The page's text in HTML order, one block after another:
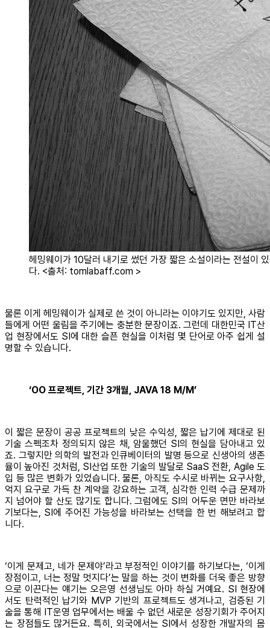
헤밍웨이가 10달러 내기로 썼던 가장 짧은 소설이라는 전설이
다. <출처: tomlabaff.com >
물론 이게 헤밍웨이가 실제로 쓴 것이 아니라는 이야기도 있지만, 사람
들에게 어떤 울림을 주기에는 충분한 문장이죠. 그런데 대한민국 IT산
업 현장에서도 SI에 대한 슬픈 현실을 이처럼 몇 단어로 아주 쉽게 설
명할 수 있습니다.
‘OO 프로젝트, 기간 3개월, JAVA 18 M/M’
이 짧은 문장이 공공 프로젝트의 낮은 수익성, 짧은 납기에 제대로 된
기술 스펙조차 정의되지 않은 채, 암울했던 SI의 현실을 담아내고 있
죠. 그렇지만 의학의 발전과 인큐베이터의 발명 등으로 신생아의 생존
율이 높아진 것처럼, SI산업 또한 기술의 발달로 SaaS 전환, Agile 도
입 등 많은 변화가 있었습니다. 물론, 아직도 수시로 바뀌는 요구사항,
억지 요구로 가득 찬 계약을 강요하는 고객, 심각한 인력 수급 문제까
지 넘어야 할 산도 많기도 합니다. 그럼에도 SI의 어두운 면만 바라보
기보다는, SI에 주어진 가능성을 바라보는 선택을 한 번 해보려고 합
니다.
‘이게 문제고, 네가 문제야’라고 부정적인 이야기를 하기보다는, ‘이게
장점이고, 너는 정말 멋지다’는 말을 하는 것이 변화를 더욱 좋은 방향
으로 이끈다는 얘기는 오은영 선생님도 아마 하실 거예요. SI 현장에
서도 탄력적인 납기와 MVP 기반의 프로젝트도 생겨나고, 검증된 기
술을 통해 IT운영 업무에서는 배울 수 없던 새로운 성장기회가 주어지
는 장점들도 많거든요. 특히, 외국에서는 SI에서 성장한 개발자의 몸